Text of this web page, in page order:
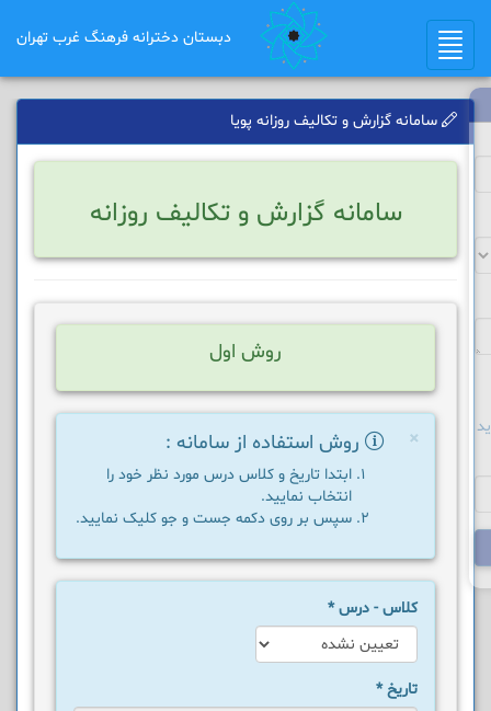
Toggle
navigation
دبستان دخترانه فرهنگ غرب تهران
سامانه گزارش و تکالیف روزانه پویا
سامانه گزارش و تکالیف روزانه
روش اول
× روش استفاده از سامانه :
ابتدا تاریخ و کلاس درس مورد نظر خود را
انتخاب نمایید.
سپس بر روی دکمه جست و جو کلیک نمایید.
کلاس - درس*
تاریخ*